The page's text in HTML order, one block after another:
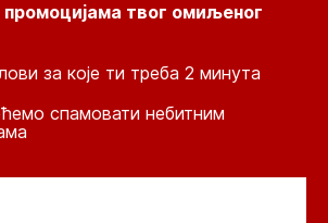
твог омиљеног
за које ти треба 2 минута
спамовати небитним